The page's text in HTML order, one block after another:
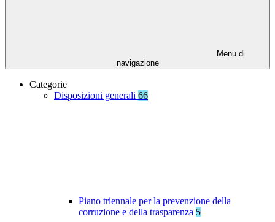
Menu di
navigazione
Categorie
Disposizioni generali 66
Piano triennale per la prevenzione della
corruzione e della trasparenza 5